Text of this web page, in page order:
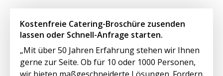
Kostenfreie Catering-Broschüre zusenden
lassen oder Schnell-Anfrage starten.
„Mit über 50 Jahren Erfahrung stehen wir Ihnen
gerne zur Seite. Ob für 10 oder 1000 Personen,